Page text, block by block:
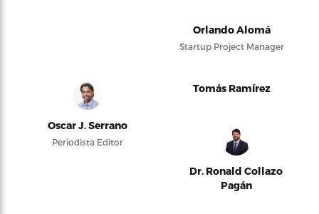
Orlando Alomá
Startup Project Manager
Oscar J. Serrano
Periodista Editor
Tomás Ramírez
Dr. Ronald Collazo
Pagán